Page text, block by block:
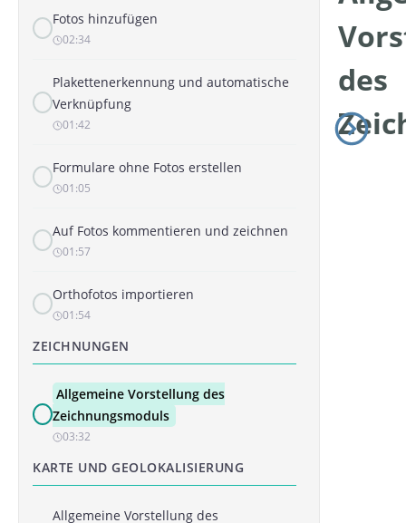
Fotos hinzufügen
02:34
Plakettenerkennung und automatische
Verknüpfung
01:42
Formulare ohne Fotos erstellen
01:05
Auf Fotos kommentieren und zeichnen
01:57
Orthofotos importieren
01:54
ZEICHNUNGEN
Allgemeine Vorstellung des
Zeichnungsmoduls
03:32
KARTE UND GEOLOKALISIERUNG
Allgemeine Vorstellung des
des